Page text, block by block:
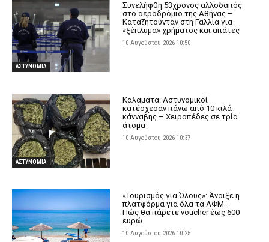
ΑΣΤΥΝΟΜΙΑ
Συνελήφθη 53χρονος αλλοδαπός
στο αεροδρόμιο της Αθήνας –
Καταζητούνταν στη Γαλλία για
«ξέπλυμα» χρήματος και απάτες
10 Αυγούστου 2026 10:50
ΑΣΤΥΝΟΜΙΑ
Καλαμάτα: Αστυνομικοί
κατέσχεσαν πάνω από 10 κιλά
κάνναβης – Χειροπέδες σε τρία
άτομα
10 Αυγούστου 2026 10:37
«Τουρισμός για Όλους»: Άνοιξε η
πλατφόρμα για όλα τα ΑΦΜ –
Πώς θα πάρετε voucher έως 600
ευρώ
10 Αυγούστου 2026 10:25